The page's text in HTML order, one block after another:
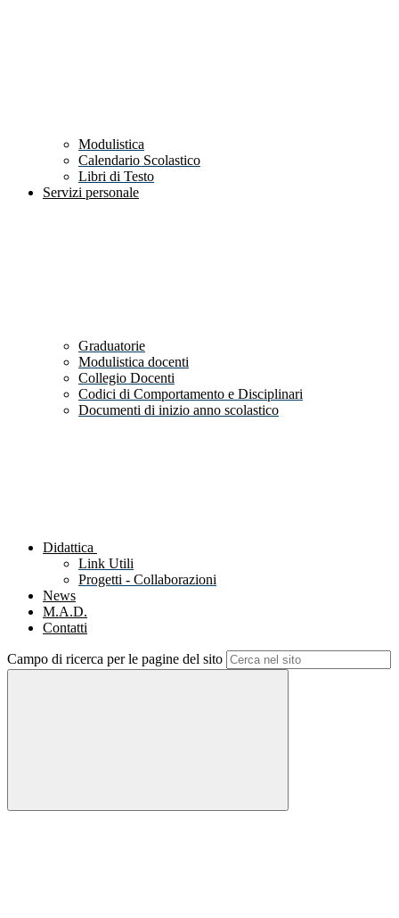
Modulistica
Calendario Scolastico
Libri di Testo
Servizi personale
Graduatorie
Modulistica docenti
Collegio Docenti
Codici di Comportamento e Disciplinari
Documenti di inizio anno scolastico
Didattica
Link Utili
Progetti - Collaborazioni
News
M.A.D.
Contatti
Campo di ricerca per le pagine del sito